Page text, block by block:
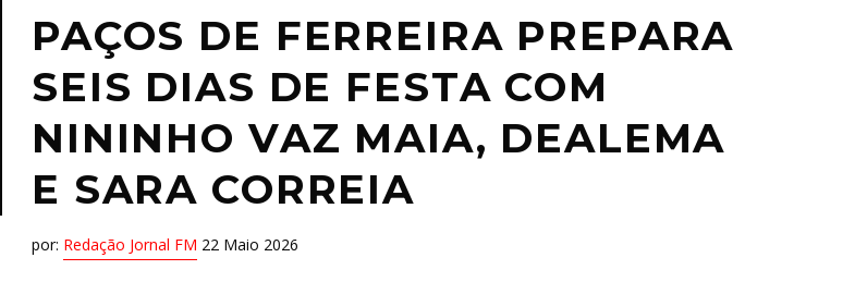
PAÇOS DE FERREIRA PREPARA
SEIS DIAS DE FESTA COM
NININHO VAZ MAIA, DEALEMA
E SARA CORREIA
por: Redação Jornal FM 22 Maio 2026